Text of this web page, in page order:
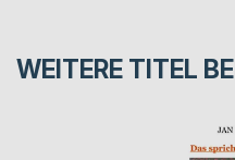
WEITERE TITEL BEI